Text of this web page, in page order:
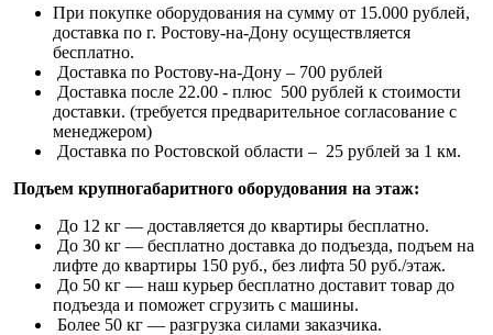
При покупке оборудования на сумму от 15.000 рублей,
доставка по г. Ростову-на-Дону осуществляется
бесплатно.
Доставка по Ростову-на-Дону – 700 рублей
Доставка после 22.00 - плюс 500 рублей к стоимости
доставки. (требуется предварительное согласование с
менеджером)
Доставка по Ростовской области – 25 рублей за 1 км.
Подъем крупногабаритного оборудования на этаж:
До 12 кг — доставляется до квартиры бесплатно.
До 30 кг — бесплатно доставка до подъезда, подъем на
лифте до квартиры 150 руб., без лифта 50 руб./этаж.
До 50 кг — наш курьер бесплатно доставит товар до
подъезда и поможет сгрузить с машины.
Более 50 кг — разгрузка силами заказчика.